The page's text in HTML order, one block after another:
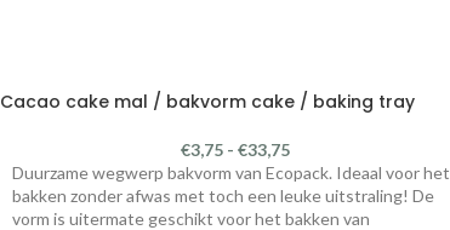
Cacao cake mal / bakvorm cake / baking tray
€3,75 - €33,75
Duurzame wegwerp bakvorm van Ecopack. Ideaal voor het
bakken zonder afwas met toch een leuke uitstraling! De
vorm is uitermate geschikt voor het bakken van